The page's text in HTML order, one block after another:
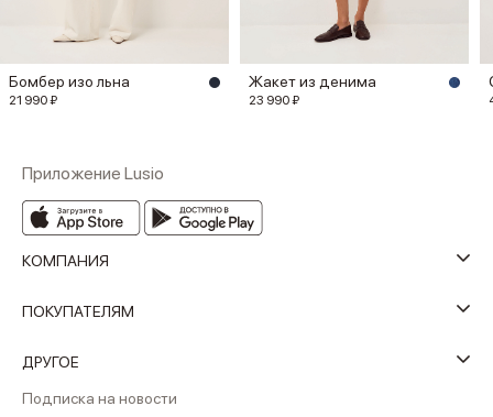
Бомбер изо льна
21 990 ₽
Жакет из денима
23 990 ₽
Приложение Lusio
КОМПАНИЯ
ПОКУПАТЕЛЯМ
ДРУГОЕ
Подписка на новости